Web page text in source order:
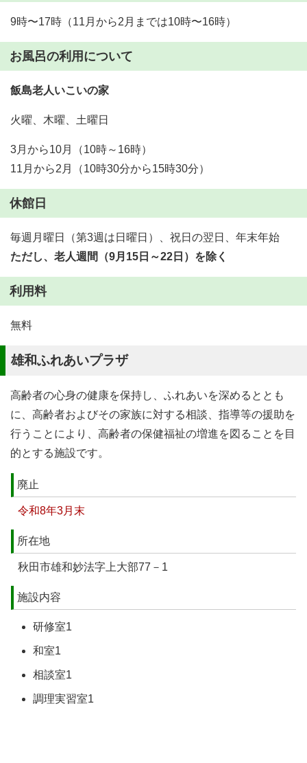
9時〜17時（11月から2月までは10時〜16時）
お風呂の利用について
飯島老人いこいの家
火曜、木曜、土曜日
3月から10月（10時～16時）
11月から2月（10時30分から15時30分）
休館日
毎週月曜日（第3週は日曜日）、祝日の翌日、年末年始
ただし、老人週間（9月15日～22日）を除く
利用料
無料
雄和ふれあいプラザ
高齢者の心身の健康を保持し、ふれあいを深めるととも
に、高齢者およびその家族に対する相談、指導等の援助を
行うことにより、高齢者の保健福祉の増進を図ることを目
的とする施設です。
廃止
令和8年3月末
所在地
秋田市雄和妙法字上大部77－1
施設内容
研修室1
和室1
相談室1
調理実習室1